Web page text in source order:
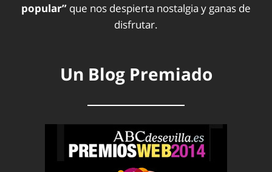
popular” que nos despierta nostalgia y ganas de
disfrutar.
Un Blog Premiado